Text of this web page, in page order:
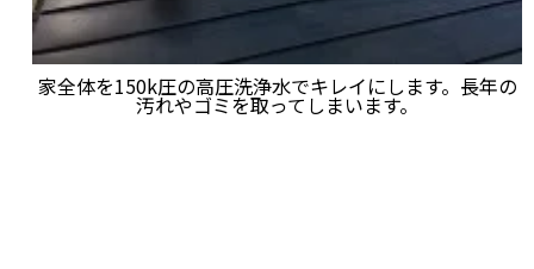
家全体を150k圧の高圧洗浄水でキレイにします。長年の
汚れやゴミを取ってしまいます。